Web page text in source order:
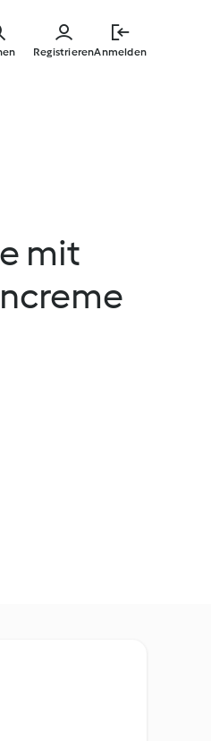
RegistrierenAnmelden
mit